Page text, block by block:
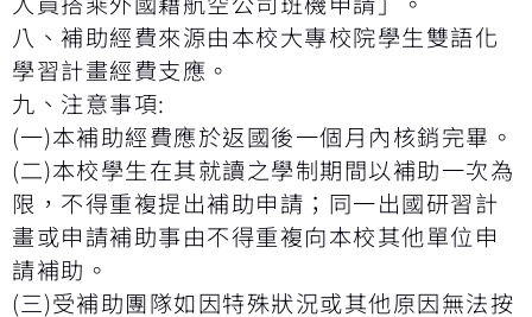
八、補助經費來源由本校大專校院學生雙語化
學習計畫經費支應。
九、注意事項:
(一)本補助經費應於返國後一個月內核銷完畢。
(二)本校學生在其就讀之學制期間以補助一次為
限，不得重複提出補助申請；同一出國研習計
畫或申請補助事由不得重複向本校其他單位申
請補助。
(三)受補助團隊如因特殊狀況或其他原因無法按